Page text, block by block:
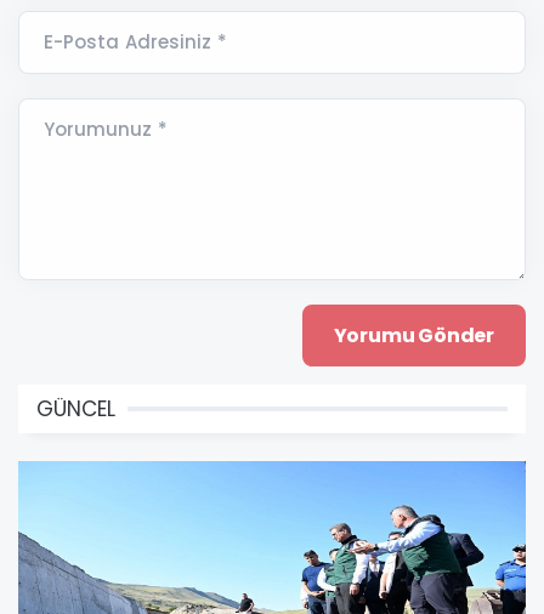
E-Posta Adresiniz *
Yorumunuz *
GÜNCEL